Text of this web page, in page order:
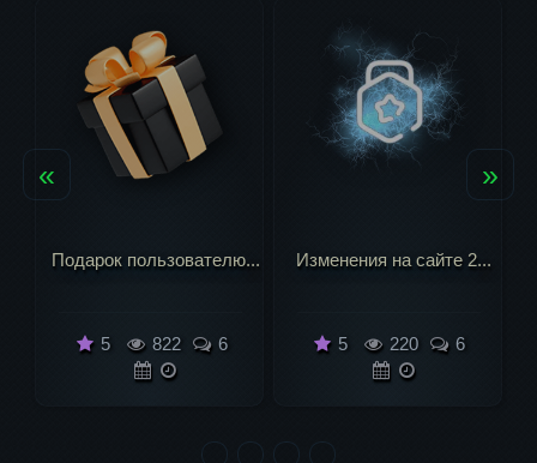
пользователю...
822 6
Изменения на сайте 2...
220 6
Итоги
« »